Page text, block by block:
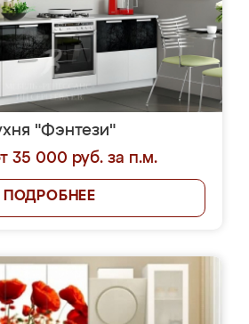
"Фэнтези"
35 000 руб. за п.м.
ПОДРОБНЕЕ